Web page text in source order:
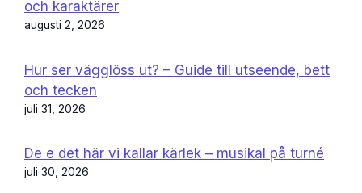
och karaktärer
augusti 2, 2026
Hur ser vägglöss ut? – Guide till utseende, bett
och tecken
juli 31, 2026
De e det här vi kallar kärlek – musikal på turné
juli 30, 2026